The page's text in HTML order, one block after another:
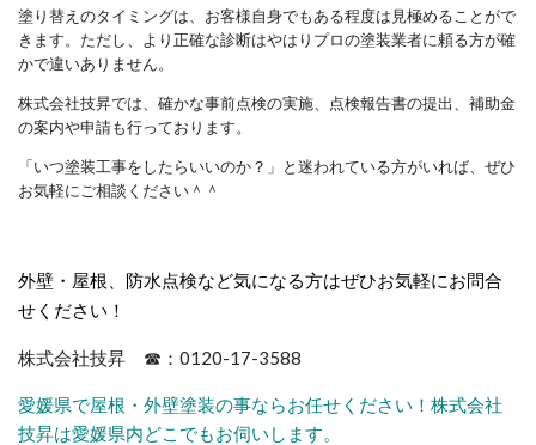
塗り替えのタイミングは、お客様自身でもある程度は見極めることがで
きます。ただし、より正確な診断はやはりプロの塗装業者に頼る方が確
かで違いありません。
株式会社技昇では、確かな事前点検の実施、点検報告書の提出、補助金
の案内や申請も行っております。
「いつ塗装工事をしたらいいのか？」と迷われている方がいれば、ぜひ
お気軽にご相談ください＾＾
外壁・屋根、防水点検など気になる方はぜひお気軽にお問合
せください！
株式会社技昇 ☎：0120-17-3588
愛媛県で屋根・外壁塗装の事ならお任せください！株式会社
技昇は愛媛県内どこでもお伺いします。